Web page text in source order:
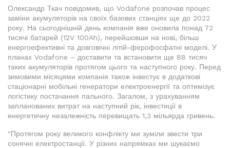
Олександр Ткач повідомив, що Vodafone розпочав процес
заміни акумуляторів на своїх базових станціях ще до 2022
року. На сьогоднішній день компанія вже оновила понад 72
тисячі батарей (12V 100Ah), перейшовши на нові, більш
енергоефективні та довговічні літій-ферофосфатні моделі. У
планах Vodafone – доставити та встановити ще 88 тисяч
таких акумуляторів протягом цього та наступного року. Перед
зимовими місяцями компанія також інвестує в додаткові
стаціонарні мобільні генератори електроенергії та оптимізує
логістику постачання пального. Загалом, з урахуванням
запланованих витрат на наступний рік, інвестиції в
енергетичну незалежність перевищать 1,3 мільярда гривень.
"Протягом року великого конфлікту ми зуміли звести три
сонячні електростанції. У різних напрямках ми шукаємо